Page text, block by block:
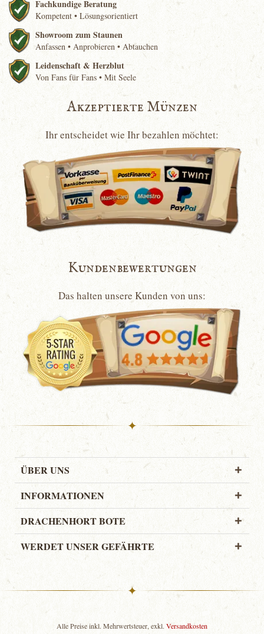
Fachkundige Beratung
Kompetent • Lösungsorientiert
Showroom zum Staunen
Anfassen • Anprobieren • Abtauchen
Leidenschaft & Herzblut
Von Fans für Fans • Mit Seele
Akzeptierte Münzen
Ihr entscheidet wie Ihr bezahlen möchtet:
Kundenbewertungen
Das halten unsere Kunden von uns:
✦
ÜBER UNS
INFORMATIONEN
DRACHENHORT BOTE
WERDET UNSER GEFÄHRTE
✦
Alle Preise inkl. Mehrwertsteuer, exkl. Versandkosten